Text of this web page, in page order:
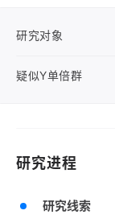
研究对象
疑似Y单倍群
研究进程
研究线索